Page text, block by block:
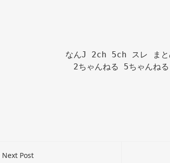
なんJ 2ch 5ch スレ まと
2ちゃんねる 5ちゃんねる
Next Post